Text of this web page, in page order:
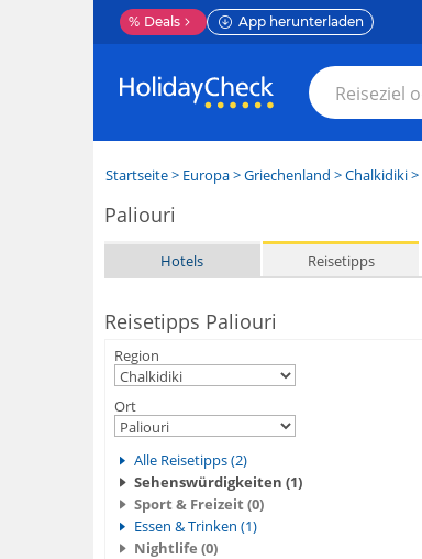
% Deals App herunterladen
Startseite> Europa>Griechenland >Chalkidiki>
Paliouri
Hotels Reisetipps
Reisetipps Paliouri
Region
Ort
Alle Reisetipps (2)
Sehenswürdigkeiten (1)
Sport & Freizeit (0)
Essen & Trinken (1)
Nightlife (0)